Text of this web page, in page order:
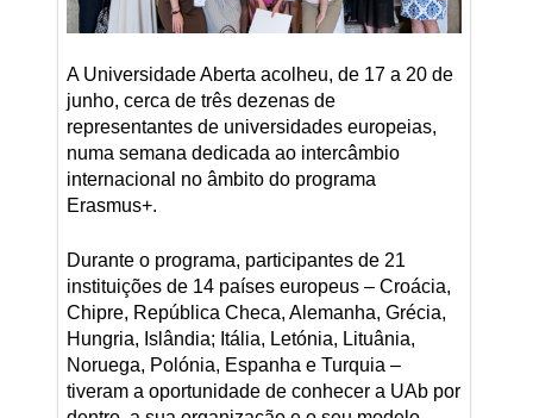
A Universidade Aberta acolheu, de 17 a 20 de
junho, cerca de três dezenas de
representantes de universidades europeias,
numa semana dedicada ao intercâmbio
internacional no âmbito do programa
Erasmus+.
Durante o programa, participantes de 21
instituições de 14 países europeus – Croácia,
Chipre, República Checa, Alemanha, Grécia,
Hungria, Islândia; Itália, Letónia, Lituânia,
Noruega, Polónia, Espanha e Turquia –
tiveram a oportunidade de conhecer a UAb por